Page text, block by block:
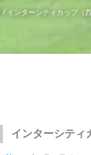
インターシティカップ
インターシテ